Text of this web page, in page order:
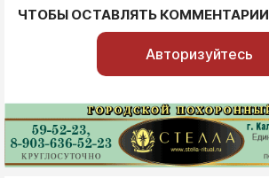
ЧТОБЫ ОСТАВЛЯТЬ КОММЕНТАРИИ
Авторизуйтесь